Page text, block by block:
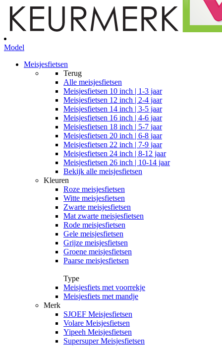
Model
Meisjesfietsen
Terug
Alle meisjesfietsen
Meisjesfietsen 10 inch | 1-3 jaar
Meisjesfietsen 12 inch | 2-4 jaar
Meisjesfietsen 14 inch | 3-5 jaar
Meisjesfietsen 16 inch | 4-6 jaar
Meisjesfietsen 18 inch | 5-7 jaar
Meisjesfietsen 20 inch | 6-8 jaar
Meisjesfietsen 22 inch | 7-9 jaar
Meisjesfietsen 24 inch | 8-12 jaar
Meisjesfietsen 26 inch | 10-14 jaar
Bekijk alle meisjesfietsen
Kleuren
Roze meisjesfietsen
Witte meisjesfietsen
Zwarte meisjesfietsen
Mat zwarte meisjesfietsen
Rode meisjesfietsen
Gele meisjesfietsen
Grijze meisjesfietsen
Groene meisjesfietsen
Paarse meisjesfietsen
Type
Meisjesfiets met voorrekje
Meisjesfiets met mandje
Merk
SJOEF Meisjesfietsen
Volare Meisjesfietsen
Yipeeh Meisjesfietsen
Supersuper Meisjesfietsen